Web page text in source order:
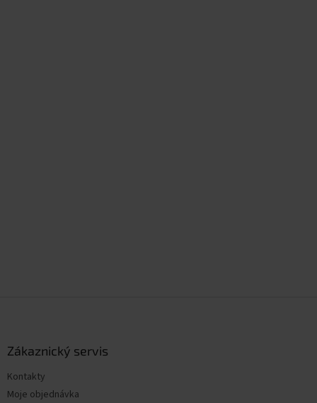
Zákaznický servis
Kontakty
Moje objednávka